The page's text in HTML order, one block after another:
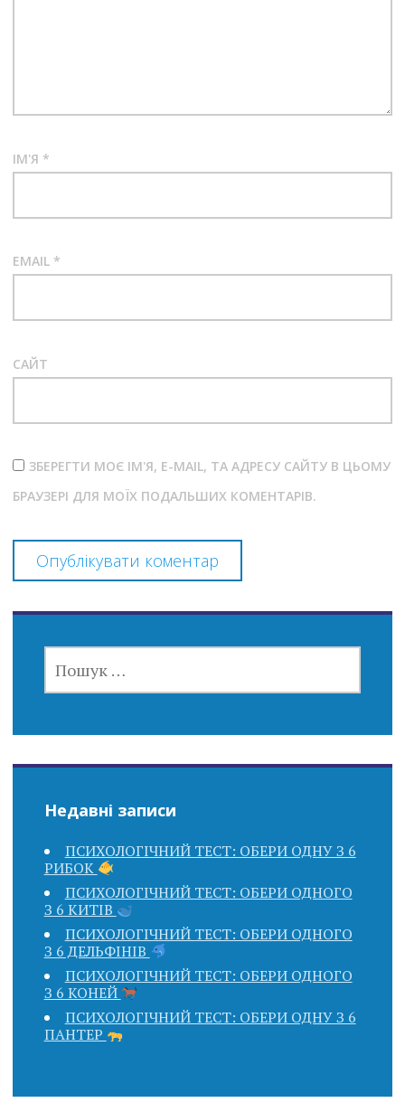
ІМ'Я *
EMAIL *
САЙТ
ЗБЕРЕГТИ МОЄ ІМ'Я, E-MAIL, ТА АДРЕСУ САЙТУ В ЦЬОМУ
БРАУЗЕРІ ДЛЯ МОЇХ ПОДАЛЬШИХ КОМЕНТАРІВ.
Недавні записи
ПСИХОЛОГІЧНИЙ ТЕСТ: ОБЕРИ ОДНУ З 6
РИБОК
ПСИХОЛОГІЧНИЙ ТЕСТ: ОБЕРИ ОДНОГО
З 6 КИТІВ
ПСИХОЛОГІЧНИЙ ТЕСТ: ОБЕРИ ОДНОГО
З 6 ДЕЛЬФІНІВ
ПСИХОЛОГІЧНИЙ ТЕСТ: ОБЕРИ ОДНОГО
З 6 КОНЕЙ
ПСИХОЛОГІЧНИЙ ТЕСТ: ОБЕРИ ОДНУ З 6
ПАНТЕР